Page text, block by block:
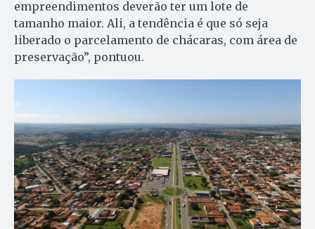
empreendimentos deverão ter um lote de
tamanho maior. Ali, a tendência é que só seja
liberado o parcelamento de chácaras, com área de
preservação”, pontuou.